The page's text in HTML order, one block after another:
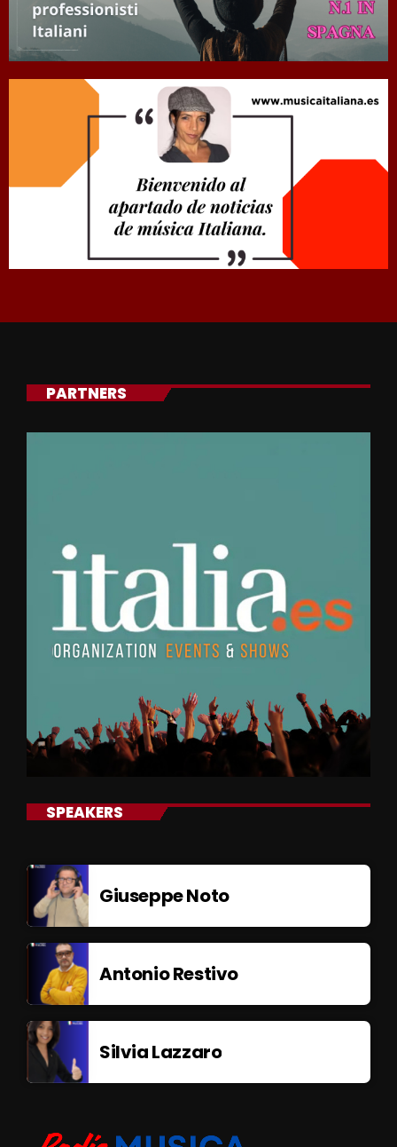
PARTNERS
SPEAKERS
Giuseppe Noto
Antonio Restivo
Silvia Lazzaro